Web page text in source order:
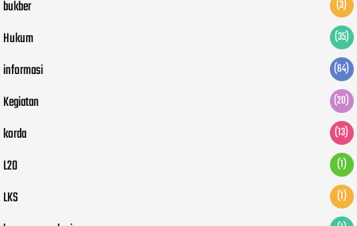
bukber (3)
Hukum (35)
informasi (64)
Kegiatan (20)
korda (13)
L20 (1)
LKS (1)